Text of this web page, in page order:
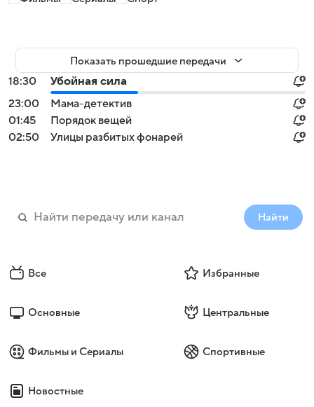
Показать прошедшие передачи
18:30
Убойная сила
23:00
Мама-детектив
01:45
Порядок вещей
02:50
Улицы разбитых фонарей
Найти
Все Избранные
Основные Центральные
Фильмы и Сериалы Спортивные
Новостные